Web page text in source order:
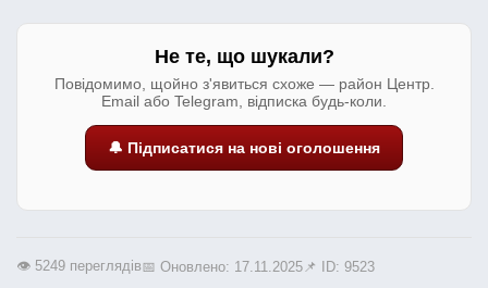
Не те, що шукали?
Повідомимо, щойно з'явиться схоже — район Центр.
Email або Telegram, відписка будь-коли.
🔔 Підписатися на нові оголошення
👁️ 5249 переглядів📅 Оновлено: 17.11.2025📌 ID: 9523